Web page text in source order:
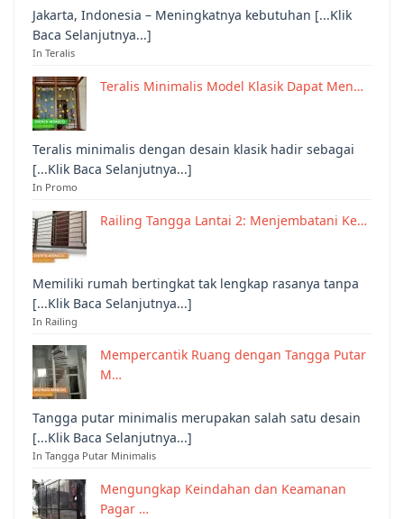
Jakarta, Indonesia – Meningkatnya kebutuhan [...Klik
Baca Selanjutnya...]
In Teralis
Teralis Minimalis Model Klasik Dapat Men…
Teralis minimalis dengan desain klasik hadir sebagai
[...Klik Baca Selanjutnya...]
In Promo
Railing Tangga Lantai 2: Menjembatani Ke…
Memiliki rumah bertingkat tak lengkap rasanya tanpa
[...Klik Baca Selanjutnya...]
In Railing
Mempercantik Ruang dengan Tangga Putar
M…
Tangga putar minimalis merupakan salah satu desain
[...Klik Baca Selanjutnya...]
In Tangga Putar Minimalis
Mengungkap Keindahan dan Keamanan
Pagar …